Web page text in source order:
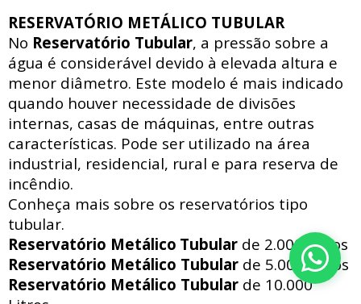
RESERVATÓRIO METÁLICO TUBULAR
No Reservatório Tubular, a pressão sobre a
água é considerável devido à elevada altura e
menor diâmetro. Este modelo é mais indicado
quando houver necessidade de divisões
internas, casas de máquinas, entre outras
características. Pode ser utilizado na área
industrial, residencial, rural e para reserva de
incêndio.
Conheça mais sobre os reservatórios tipo
tubular.
Reservatório Metálico Tubular de 2.000 Litros
Reservatório Metálico Tubular de 5.000 Litros
Reservatório Metálico Tubular de 10.000